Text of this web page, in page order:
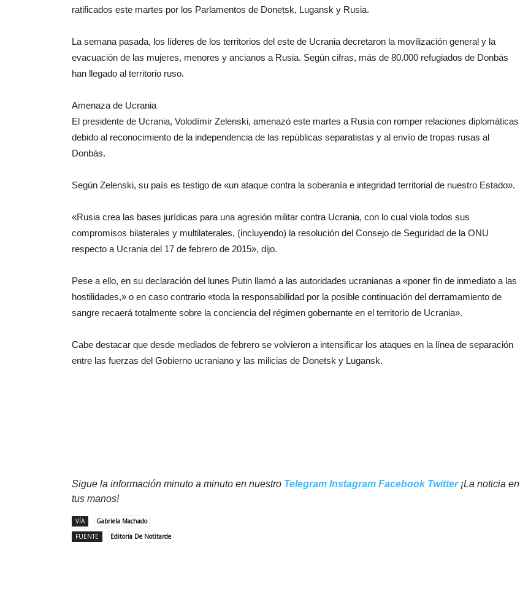
ratificados este martes por los Parlamentos de Donetsk, Lugansk y Rusia.
La semana pasada, los líderes de los territorios del este de Ucrania decretaron la movilización general y la
evacuación de las mujeres, menores y ancianos a Rusia. Según cifras, más de 80.000 refugiados de Donbás
han llegado al territorio ruso.
Amenaza de Ucrania
El presidente de Ucrania, Volodímir Zelenski, amenazó este martes a Rusia con romper relaciones diplomáticas
debido al reconocimiento de la independencia de las repúblicas separatistas y al envío de tropas rusas al
Donbás.
Según Zelenski, su país es testigo de «un ataque contra la soberanía e integridad territorial de nuestro Estado».
«Rusia crea las bases jurídicas para una agresión militar contra Ucrania, con lo cual viola todos sus
compromisos bilaterales y multilaterales, (incluyendo) la resolución del Consejo de Seguridad de la ONU
respecto a Ucrania del 17 de febrero de 2015», dijo.
Pese a ello, en su declaración del lunes Putin llamó a las autoridades ucranianas a «poner fin de inmediato a las
hostilidades,» o en caso contrario «toda la responsabilidad por la posible continuación del derramamiento de
sangre recaerá totalmente sobre la conciencia del régimen gobernante en el territorio de Ucrania».
Cabe destacar que desde mediados de febrero se volvieron a intensificar los ataques en la línea de separación
entre las fuerzas del Gobierno ucraniano y las milicias de Donetsk y Lugansk.
Sigue la información minuto a minuto en nuestro Telegram Instagram Facebook Twitter¡La noticia en
tus manos!
VÍA
Gabriela Machado
FUENTE
Editoría De Notitarde